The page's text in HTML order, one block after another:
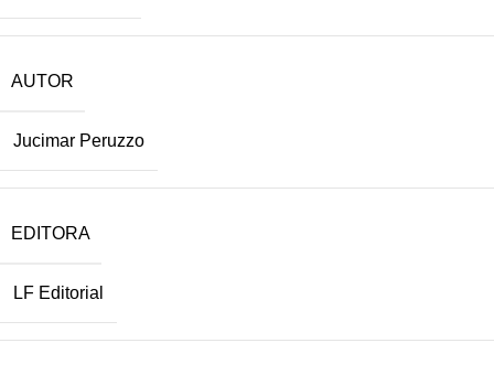
AUTOR
Jucimar Peruzzo
EDITORA
LF Editorial